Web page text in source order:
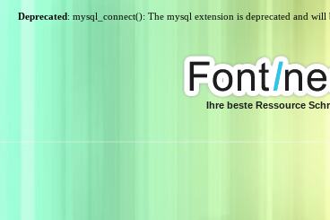
Deprecated: mysql_connect(): The mysql extension is deprecated and
Ihre beste Ressource